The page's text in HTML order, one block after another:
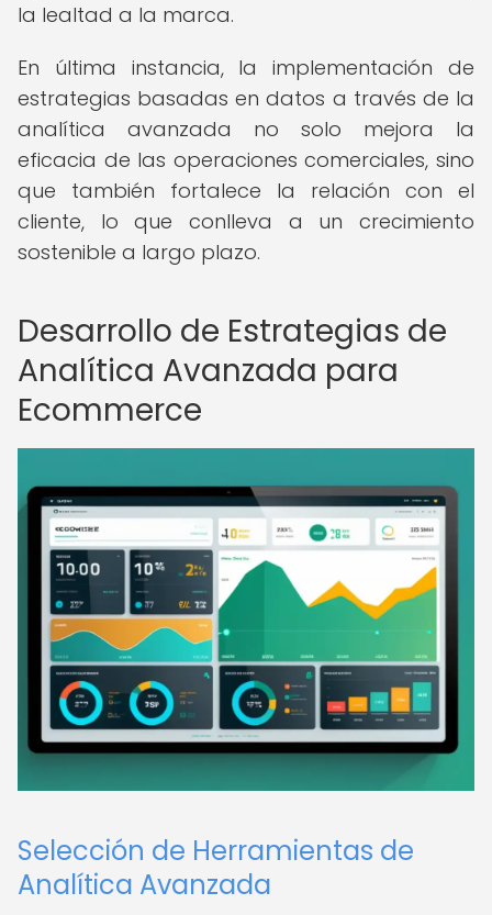
la lealtad a la marca.
En última instancia, la implementación de
estrategias basadas en datos a través de la
analítica avanzada no solo mejora la
eficacia de las operaciones comerciales, sino
que también fortalece la relación con el
cliente, lo que conlleva a un crecimiento
sostenible a largo plazo.
Desarrollo de Estrategias de
Analítica Avanzada para
Ecommerce
Selección de Herramientas de
Analítica Avanzada